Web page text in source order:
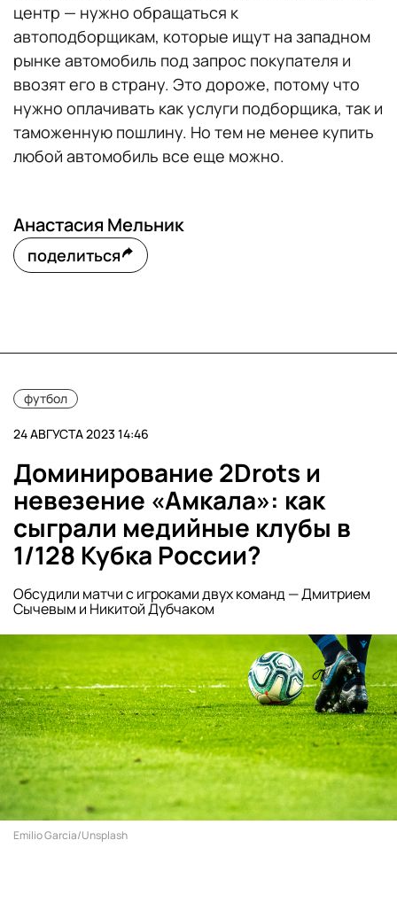
центр — нужно обращаться к
автоподборщикам, которые ищут на западном
рынке автомобиль под запрос покупателя и
ввозят его в страну. Это дороже, потому что
нужно оплачивать как услуги подборщика, так и
таможенную пошлину. Но тем не менее купить
любой автомобиль все еще можно.
Анастасия Мельник
поделиться
футбол
24 АВГУСТА 2023 14:46
Доминирование 2Drots и
невезение «Амкала»: как
сыграли медийные клубы в
1/128 Кубка России?
Обсудили матчи с игроками двух команд — Дмитрием
Сычевым и Никитой Дубчаком
Emilio Garcia/Unsplash